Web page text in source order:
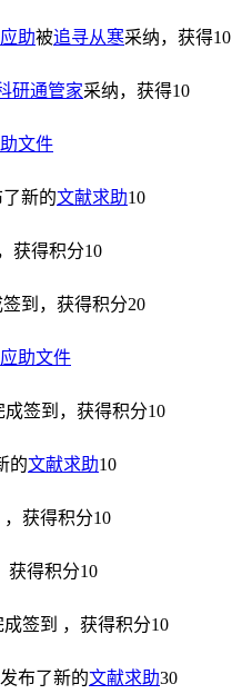
应助被追寻从寒采纳，获得10
研通管家采纳，获得10
文件
了新的文献求助10
获得积分10
到，获得积分20
应助文件
成签到，获得积分10
的文献求助10
，获得积分10
获得积分10
成签到 ，获得积分10
发布了新的文献求助30